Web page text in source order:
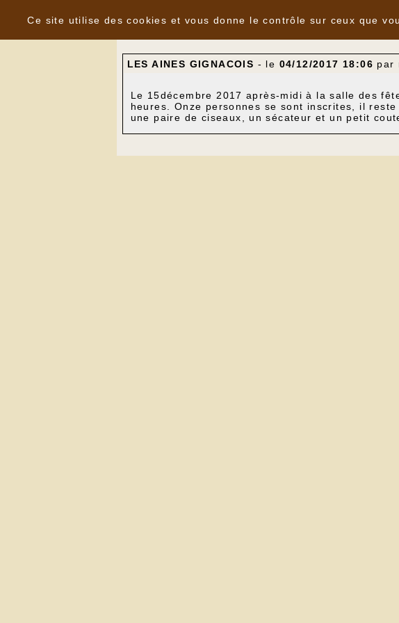
Nouvelles
LES AINES GIGNACOIS - le 04/12/2017 18:06 par
Le 15décembre 2017 après-midi à la salle des
heures. Onze personnes se sont inscrites, il
une paire de ciseaux, un sécateur et un petit
Ce site utilise des cookies et vous donne le contrôle sur ceux que